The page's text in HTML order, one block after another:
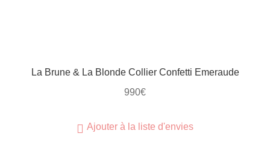
La Brune & La Blonde Collier Confetti Emeraude
990€
Ajouter à la liste d'envies